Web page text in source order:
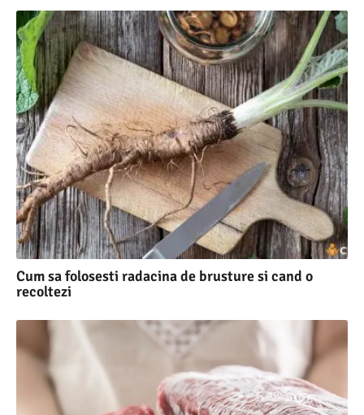
Cum sa folosesti radacina de brusture si cand o
recoltezi